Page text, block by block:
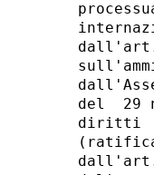
dall'art.
del  29
diritti
dall'art.